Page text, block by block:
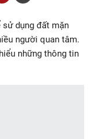
sử dụng đất mặn
người quan tâm.
những thông tin